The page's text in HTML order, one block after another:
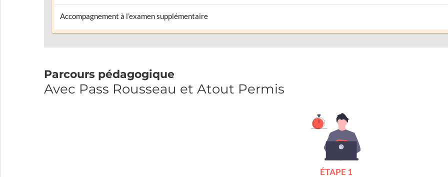
Accompagnement à l’examen supplémentaire
Parcours pédagogique
Avec Pass Rousseau et Atout Permis
ÉTAPE 1